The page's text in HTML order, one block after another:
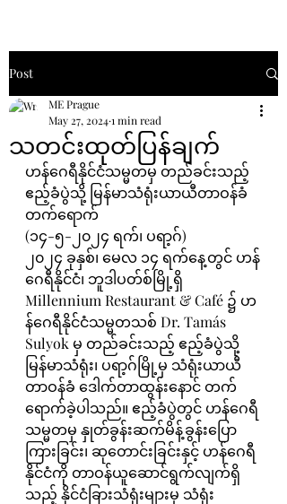
Post
သတင်းထုတ်ပြန်ချက်
ME Prague
May 27, 20241 min read
ဟန်ဂေရီနိုင်ငံသမ္မတမှ တည်ခင်းသည့်
ဧည့်ခံပွဲသို့ မြန်မာသံရုံးယာယီတာဝန်ခံ
တက်ရောက်
(၁၄-၅-၂၀၂၄ ရက်၊ ပရာ့ဂ်)
၂၀၂၄ ခုနှစ်၊ မေလ ၁၄ ရက်နေ့တွင် ဟန်
ဂေရီနိုင်ငံ၊ ဘူဒါပတ်စ်မြို့ရှိ
Millennium Restaurant & Café ၌ ဟ
န်ဂေရီနိုင်ငံသမ္မတသစ် Dr. Tamás
Sulyok မှ တည်ခင်းသည့် ဧည့်ခံပွဲသို့
မြန်မာသံရုံး၊ ပရာ့ဂ်မြို့မှ သံရုံးယာယီ
တာဝန်ခံ ဒေါက်တာထွန်းနောင် တက်
ရောက်ခဲ့ပါသည်။ ဧည့်ခံပွဲတွင် ဟန်ဂေရီ
သမ္မတမှ နှုတ်ခွန်းဆက်မိန့်ခွန်းပြော
ကြားခြင်း၊ ဆုတောင်းခြင်းနှင့် ဟန်ဂေရီ
နိုင်ငံကို တာဝန်ယူဆောင်ရွက်လျက်ရှိ
သည့် နိုင်ငံခြားသံရုံးများမှ သံရုံး